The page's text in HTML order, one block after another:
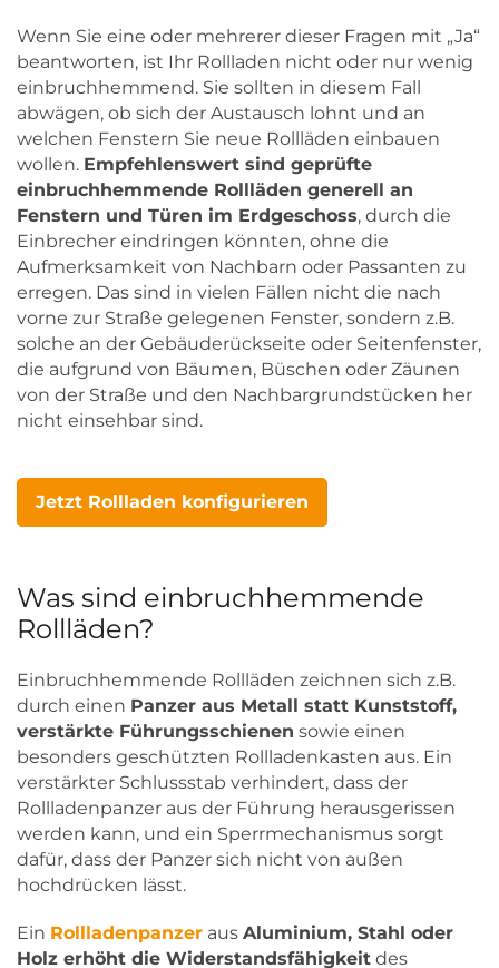
Wenn Sie eine oder mehrerer dieser Fragen mit „Ja“
beantworten, ist Ihr Rollladen nicht oder nur wenig
einbruchhemmend. Sie sollten in diesem Fall
abwägen, ob sich der Austausch lohnt und an
welchen Fenstern Sie neue Rollläden einbauen
wollen. Empfehlenswert sind geprüfte
einbruchhemmende Rollläden generell an
Fenstern und Türen im Erdgeschoss, durch die
Einbrecher eindringen könnten, ohne die
Aufmerksamkeit von Nachbarn oder Passanten zu
erregen. Das sind in vielen Fällen nicht die nach
vorne zur Straße gelegenen Fenster, sondern z.B.
solche an der Gebäuderückseite oder Seitenfenster,
die aufgrund von Bäumen, Büschen oder Zäunen
von der Straße und den Nachbargrundstücken her
nicht einsehbar sind.
Jetzt Rollladen konfigurieren
Was sind einbruchhemmende
Rollläden?
Einbruchhemmende Rollläden zeichnen sich z.B.
durch einen Panzer aus Metall statt Kunststoff,
verstärkte Führungsschienen sowie einen
besonders geschützten Rollladenkasten aus. Ein
verstärkter Schlussstab verhindert, dass der
Rollladenpanzer aus der Führung herausgerissen
werden kann, und ein Sperrmechanismus sorgt
dafür, dass der Panzer sich nicht von außen
hochdrücken lässt.
Ein Rollladenpanzer aus Aluminium, Stahl oder
Holz erhöht die Widerstandsfähigkeit des